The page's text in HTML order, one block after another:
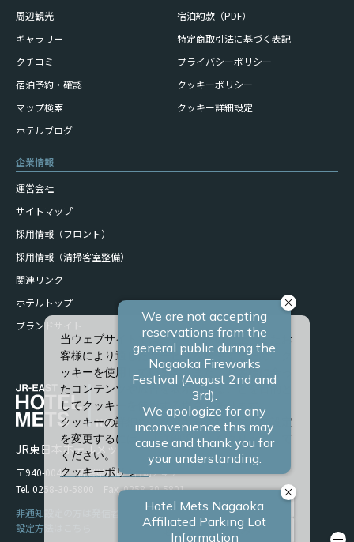
周辺観光
ギャラリー
クチコミ
宿泊予約・確認
マップ検索
ホテルブログ
宿泊約款（PDF）
特定商取引法に基づく表記
プライバシーポリシー
クッキーポリシー
クッキー詳細設定
企業情報
運営会社
サイトマップ
採用情報（フロント）
採用情報（清掃客室整備）
関連リンク
ホテルトップ
ブランドサイト
JR東日本ホテルメッツ 長岡
〒940-0048 新潟県長岡市台町2-4-9
Tel. 0258-30-5800 Fax. 0258-30-5801
非通知設定の方は発信者番号を設定の上お電話ください。
設定方法はこちら
当ウェブサイトでは、サービスの向上、またお
客様により適したサービスを提供するため、ク
ッキーを使用しています。また、お客様に合っ
たコンテンツや広告を表示させることを目的と
してクッキーを使用する場合があります。
クッキーの詳細や、クッキーの種類ごとに設定
を変更するには、「詳細設定」をクリックして
ください。
クッキーポリシー
すべて許可
必須クッキーのみ